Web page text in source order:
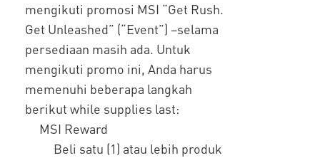
mengikuti promosi MSI “Get Rush.
Get Unleashed” (“Event”) –selama
persediaan masih ada. Untuk
mengikuti promo ini, Anda harus
memenuhi beberapa langkah
berikut while supplies last:
MSI Reward
Beli satu (1) atau lebih produk